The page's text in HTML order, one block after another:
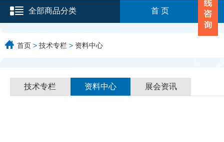
全部商品分类 首 页
首页 > 技术专栏 > 资料中心
技术专栏 资料中心 展会资讯